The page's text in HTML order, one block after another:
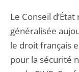
Le Conseil
généralisée
le droit français
pour la sécurité